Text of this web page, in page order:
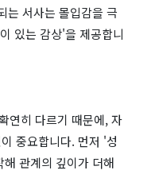
는 서사는 몰입감을 극
있는 감상'을 제공합니
연히 다르기 때문에, 자
중요합니다. 먼저 '성
관계의 깊이가 더해